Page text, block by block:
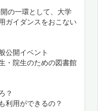
の一環として、大学
ガイダンスをおこない
開イベント
・院生のための図書館
？
利用ができるの？